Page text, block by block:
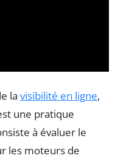
la visibilité en ligne,
une pratique
à évaluer le
les moteurs de